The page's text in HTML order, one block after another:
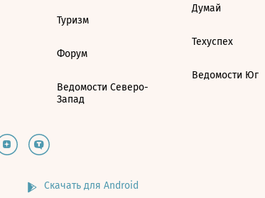
Туризм
Форум
Ведомости Северо-
Запад
Думай
Техуспех
Ведомости Юг
Скачать для Android